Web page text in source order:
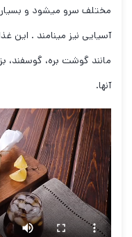
مختلف سرو میشود و بسیار
آسیایی نیز مینامند . این
مانند گوشت بره، گوسفند،
آنها.